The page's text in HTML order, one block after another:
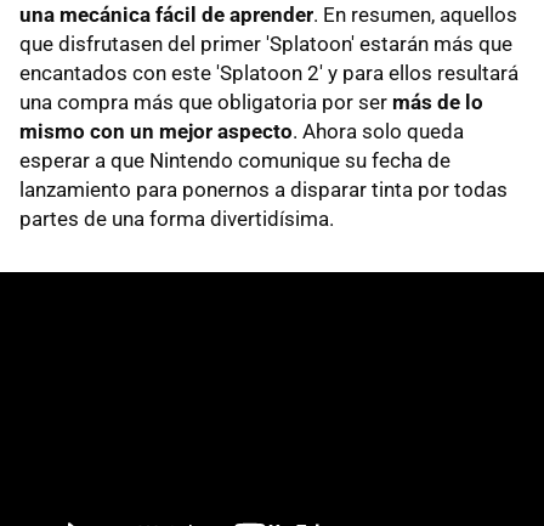
una mecánica fácil de aprender. En resumen, aquellos
que disfrutasen del primer 'Splatoon' estarán más que
encantados con este 'Splatoon 2' y para ellos resultará
una compra más que obligatoria por ser más de lo
mismo con un mejor aspecto. Ahora solo queda
esperar a que Nintendo comunique su fecha de
lanzamiento para ponernos a disparar tinta por todas
partes de una forma divertidísima.